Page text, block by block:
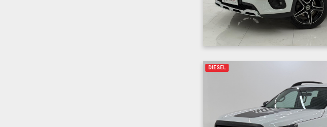
DIESEL